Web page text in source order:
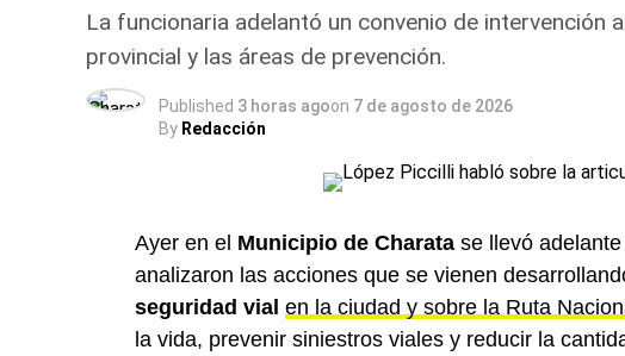
La funcionaria adelantó un convenio de intervención
provincial y las áreas de prevención.
Published 3 horas agoon 7 de agosto de 2026
By Redacción
Ayer en el Municipio de Charata se llevó
analizaron las acciones que se vienen
seguridad vial en la ciudad y sobre la Ruta
la vida, prevenir siniestros viales y reducir la